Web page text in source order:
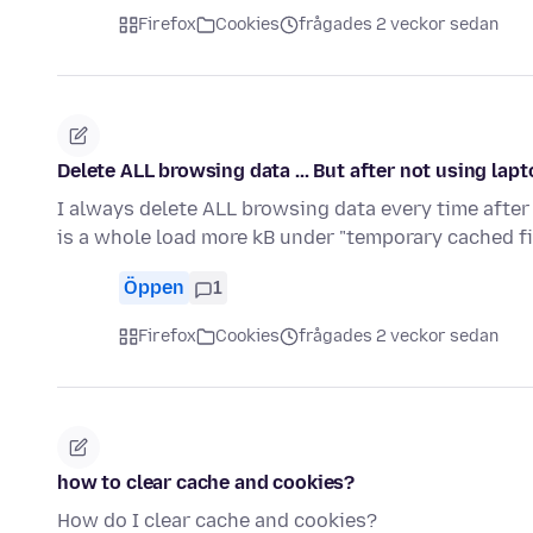
Firefox Cookies frågades 2 veckor sedan
Delete ALL browsing data ... But after not using
I always delete ALL browsing data every time
is a whole load more kB under "temporary cached
Öppen 1
Firefox Cookies frågades 2 veckor sedan
how to clear cache and cookies?
How do I clear cache and cookies?